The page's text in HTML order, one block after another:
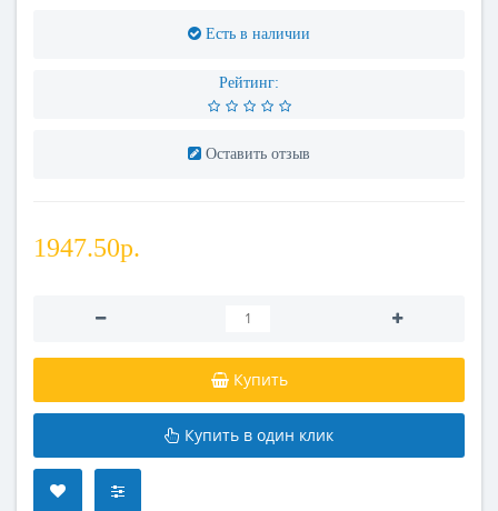
Есть в наличии
Рейтинг:
Оставить отзыв
1947.50р.
Купить
Купить в один клик